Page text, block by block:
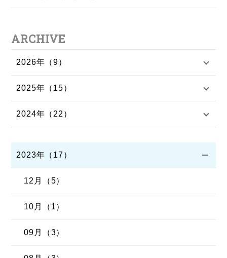
ARCHIVE
2026年（9）
2025年（15）
2024年（22）
2023年（17）
12月（5）
10月（1）
09月（3）